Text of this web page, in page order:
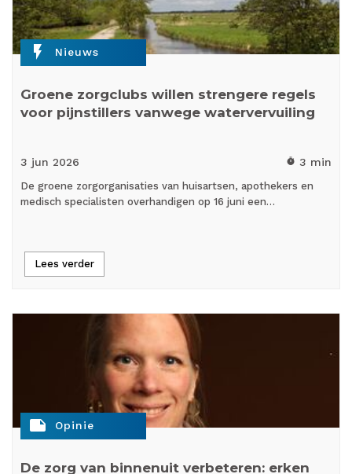
flash_on Nieuws
Groene zorgclubs willen strengere regels
voor pijnstillers vanwege watervervuiling
3 jun 2026 timer 3 min
De groene zorgorganisaties van huisartsen, apothekers en
medisch specialisten overhandigen op 16 juni een…
Lees verder
note Opinie
De zorg van binnenuit verbeteren: erken